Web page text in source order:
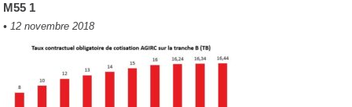
M55 1
• 12 novembre 2018